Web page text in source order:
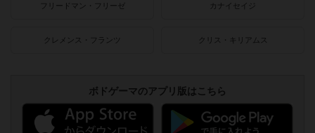
フリードマン・フリーゼ カナイセイジ
クレメンス・フランツ クリス・キリアムス
ボドゲーマのアプリ版はこちら